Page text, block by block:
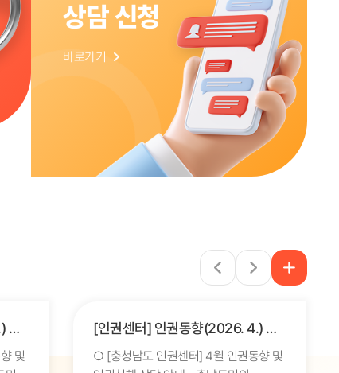
상담 신청
바로가기
[인권센터] 인권동향(2026. 5.) 및 인권침해 상담 안내
및
[인권센터] 인권동향(2026. 4.) 및 인권침해 상담 안내
○ [충청남도 인권센터] 4월 인권동향 및